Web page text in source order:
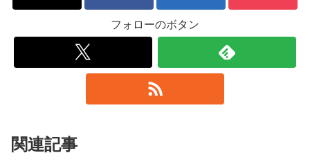
フォローのボタン
関連記事